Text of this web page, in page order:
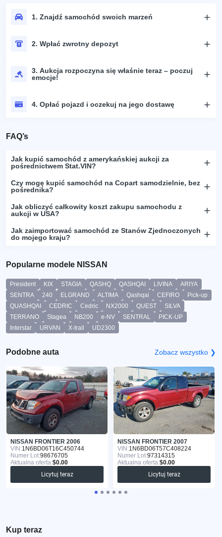
1. Znajdź samochód swoich marzeń
2. Wpłać zwrotny depozyt
3. Aukcja rozpoczyna się właśnie teraz – poczuj
emocje!
4. Opłać pojazd i oczekuj na jego dostawę
FAQ’s
Jak kupić samochód z amerykańskiej aukcji za
pośrednictwem Stat.VIN?
Czy mogę kupić samochód na Copart samodzielnie, bez
pośrednika?
Jak obliczyć całkowity koszt zakupu samochodu z
aukcji w USA?
Jak zaimportować samochód ze Stanów Zjednoczonych
do mojego kraju?
Popularne modele NISSAN
President KIX STAGIA QASHQ QASHQAI LIVINA
ARIYA
SENTRA
240 ELGRAND ALTIMA Qashqai CEFIRO
Pick-up
QUASHQAI
CEDRIC Cedric NX2000 QUEST
SILVA
TERRANO
Stagea NB200 e-NV SENTRAL
PICK-UP
Interstar
URVAN X-trail UD2300
Podobne auta Zobacz wszystko ❯
NISSAN FRONTIER 2006
VIN:1N6BD06T16C450744
Numer Lot:98676705
Aktualna oferta:$0.00
Licytuj teraz
NISSAN FRONTIER 2007
VIN:1N6BD06T57C408224
Numer Lot:97314315
Aktualna oferta:$0.00
Licytuj teraz
Kup teraz